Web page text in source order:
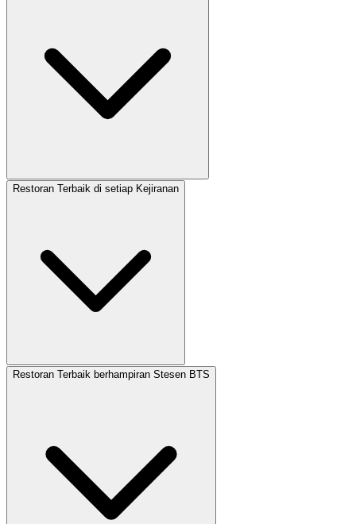
Restoran Terbaik di setiap Kejiranan
Restoran Terbaik berhampiran Stesen BTS